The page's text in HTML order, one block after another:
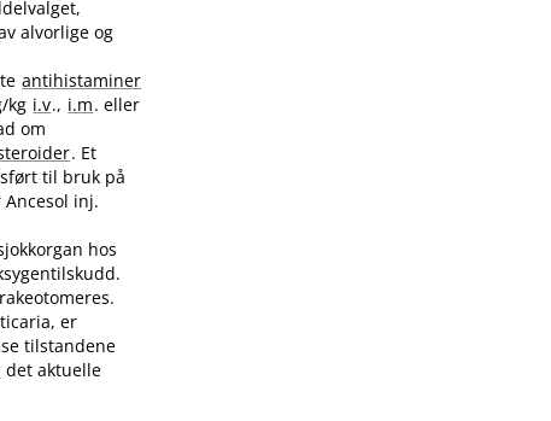
alvorlige og
antihistaminer
kg i.v., i.m. eller
om
. Et
til bruk på
inj.
hos
er
tilstandene
det aktuelle